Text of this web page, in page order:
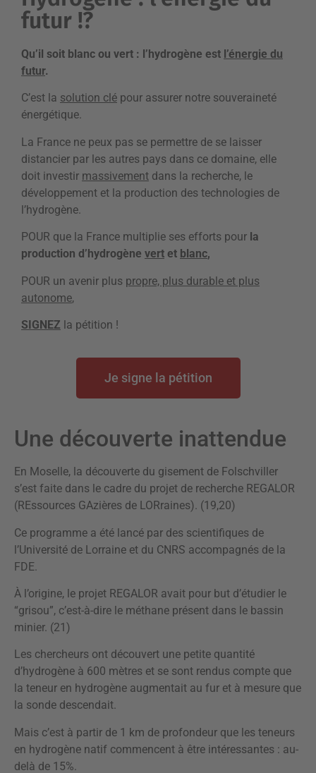
futur !?
Qu’il soit blanc ou vert : l’hydrogène est l’énergie du
futur.
C’est la solution clé pour assurer notre souveraineté
énergétique.
La France ne peux pas se permettre de se laisser
distancier par les autres pays dans ce domaine, elle
doit investir massivement dans la recherche, le
développement et la production des technologies de
l’hydrogène.
POUR que la France multiplie ses efforts pour la
production d’hydrogène vert et blanc,
POUR un avenir plus propre, plus durable et plus
autonome,
SIGNEZ la pétition !
Je signe la pétition
Une découverte inattendue
En Moselle, la découverte du gisement de Folschviller
s’est faite dans le cadre du projet de recherche REGALOR
(REssources GAzières de LORraines). (19,20)
Ce programme a été lancé par des scientifiques de
l’Université de Lorraine et du CNRS accompagnés de la
FDE.
À l’origine, le projet REGALOR avait pour but d’étudier le
“grisou”, c’est-à-dire le méthane présent dans le bassin
minier. (21)
Les chercheurs ont découvert une petite quantité
d’hydrogène à 600 mètres et se sont rendus compte que
la teneur en hydrogène augmentait au fur et à mesure que
la sonde descendait.
Mais c’est à partir de 1 km de profondeur que les teneurs
en hydrogène natif commencent à être intéressantes : au-
delà de 15%.